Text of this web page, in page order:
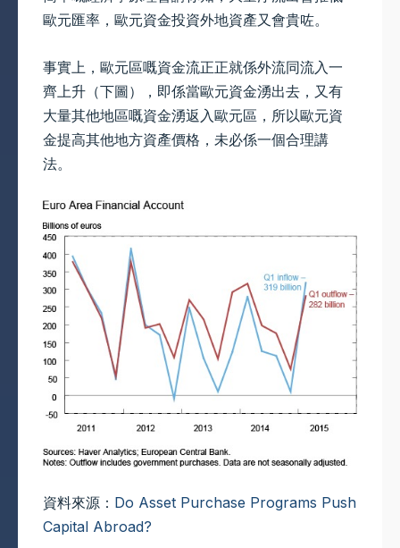
歐元匯率，歐元資金投資外地資產又會貴咗。
事實上，歐元區嘅資金流正正就係外流同流入一
齊上升（下圖），即係當歐元資金湧出去，又有
大量其他地區嘅資金湧返入歐元區，所以歐元資
金提高其他地方資產價格，未必係一個合理講
法。
資料來源： Do Asset Purchase Programs Push
Capital Abroad?